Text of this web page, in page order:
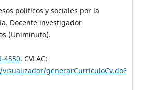
políticos y sociales por la
Docente investigador
(Uniminuto).
4550. CVLAC:
generarCurriculoCv.do?